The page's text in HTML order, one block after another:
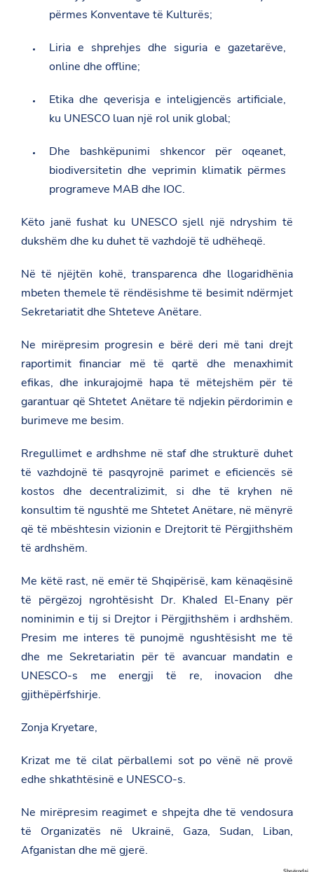
përmes Konventave të Kulturës;
Liria e shprehjes dhe siguria e gazetarëve,
online dhe offline;
Etika dhe qeverisja e inteligjencës artificiale,
ku UNESCO luan një rol unik global;
Dhe bashkëpunimi shkencor për oqeanet,
biodiversitetin dhe veprimin klimatik përmes
programeve MAB dhe IOC.
Këto janë fushat ku UNESCO sjell një ndryshim të
dukshëm dhe ku duhet të vazhdojë të udhëheqë.
Në të njëjtën kohë, transparenca dhe llogaridhënia
mbeten themele të rëndësishme të besimit ndërmjet
Sekretariatit dhe Shteteve Anëtare.
Ne mirëpresim progresin e bërë deri më tani drejt
raportimit financiar më të qartë dhe menaxhimit
efikas, dhe inkurajojmë hapa të mëtejshëm për të
garantuar që Shtetet Anëtare të ndjekin përdorimin e
burimeve me besim.
Rregullimet e ardhshme në staf dhe strukturë duhet
të vazhdojnë të pasqyrojnë parimet e eficiencës së
kostos dhe decentralizimit, si dhe të kryhen në
konsultim të ngushtë me Shtetet Anëtare, në mënyrë
që të mbështesin vizionin e Drejtorit të Përgjithshëm
të ardhshëm.
Me këtë rast, në emër të Shqipërisë, kam kënaqësinë
të përgëzoj ngrohtësisht Dr. Khaled El-Enany për
nominimin e tij si Drejtor i Përgjithshëm i ardhshëm.
Presim me interes të punojmë ngushtësisht me të
dhe me Sekretariatin për të avancuar mandatin e
UNESCO-s me energji të re, inovacion dhe
gjithëpërfshirje.
Zonja Kryetare,
Krizat me të cilat përballemi sot po vënë në provë
edhe shkathtësinë e UNESCO-s.
Ne mirëpresim reagimet e shpejta dhe të vendosura
të Organizatës në Ukrainë, Gaza, Sudan, Liban,
Afganistan dhe më gjerë.